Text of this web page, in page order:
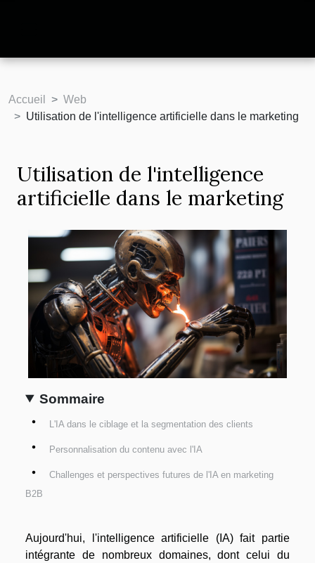
Accueil
Web
Utilisation de l'intelligence artificielle dans le marketing
Utilisation de l'intelligence
artificielle dans le marketing
Sommaire
L'IA dans le ciblage et la segmentation des clients
Personnalisation du contenu avec l'IA
Challenges et perspectives futures de l'IA en marketing
B2B
Aujourd'hui, l'intelligence artificielle (IA) fait partie
intégrante de nombreux domaines, dont celui du